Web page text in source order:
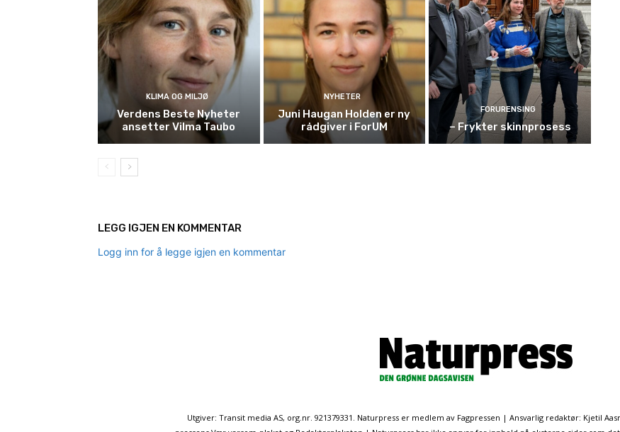
KLIMA OG MILJØ
Verdens Beste Nyheter
ansetter Vilma Taubo
NYHETER
Juni Haugan Holden er ny
rådgiver i ForUM
FORURENSING
– Frykter skinnprosess
LEGG IGJEN EN KOMMENTAR
Logg inn for å legge igjen en kommentar
Utgiver: Transit media AS, org.nr. 921379331. Naturpress er medlem av Fagpressen | Ansvarlig redaktør: Kjetil